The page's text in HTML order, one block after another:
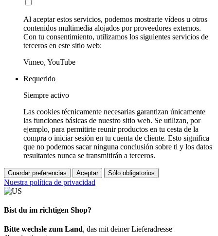
Al aceptar estos servicios, podemos mostrarte vídeos u otros
contenidos multimedia alojados por proveedores externos.
Con tu consentimiento, utilizamos los siguientes servicios de
terceros en este sitio web:
Vimeo, YouTube
Requerido
Siempre activo
Las cookies técnicamente necesarias garantizan únicamente
las funciones básicas de nuestro sitio web. Se utilizan, por
ejemplo, para permitirte reunir productos en tu cesta de la
compra o iniciar sesión en tu cuenta de cliente. Esto significa
que no podemos sacar ninguna conclusión sobre ti y los datos
resultantes nunca se transmitirán a terceros.
Guardar preferencias Aceptar Sólo obligatorios
Nuestra política de privacidad
Bist du im richtigen Shop?
Bitte wechsle zum Land, das mit deiner Lieferadresse